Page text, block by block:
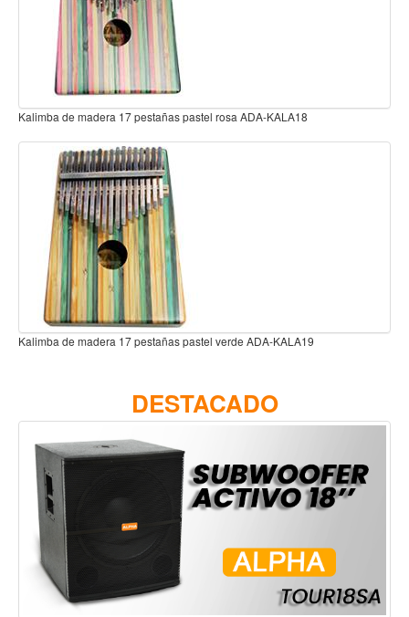
Piano Digital
Sintetizadores
Controladores
Fundas
Accesorios
Violin
Viola
Cello
Contrabajo
Fundas y estuches
Viento
Acordeón y concertinas
Armonica
Clarinete
Cornetas y cornos
Flauta y pitos
Audífonos para estudio
Sistema inalambrico para guitarra o bajo